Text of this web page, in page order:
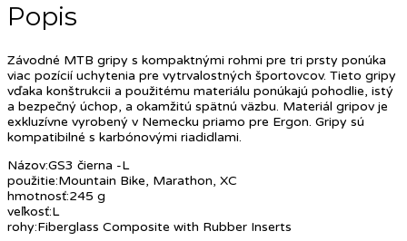
Popis
Závodné MTB gripy s kompaktnými rohmi pre tri prsty ponúka
viac pozícií uchytenia pre vytrvalostných športovcov. Tieto gripy
vďaka konštrukcii a použitému materiálu ponúkajú pohodlie, istý
a bezpečný úchop, a okamžitú spätnú väzbu. Materiál gripov je
exkluzívne vyrobený v Nemecku priamo pre Ergon. Gripy sú
kompatibilné s karbónovými riadidlami.
Názov:GS3 čierna -L
použitie:Mountain Bike, Marathon, XC
hmotnosť:245 g
veľkosť:L
rohy:Fiberglass Composite with Rubber Inserts